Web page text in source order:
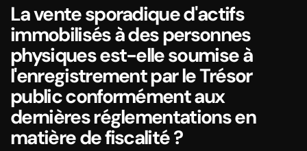
La vente sporadique d'actifs
immobilisés à des personnes
physiques est-elle soumise à
l'enregistrement par le Trésor
public conformément aux
dernières réglementations en
matière de fiscalité ?